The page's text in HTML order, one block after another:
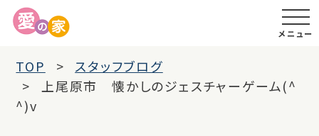
メニュー
TOP
スタッフブログ
上尾原市 懐かしのジェスチャーゲーム(^
^)v